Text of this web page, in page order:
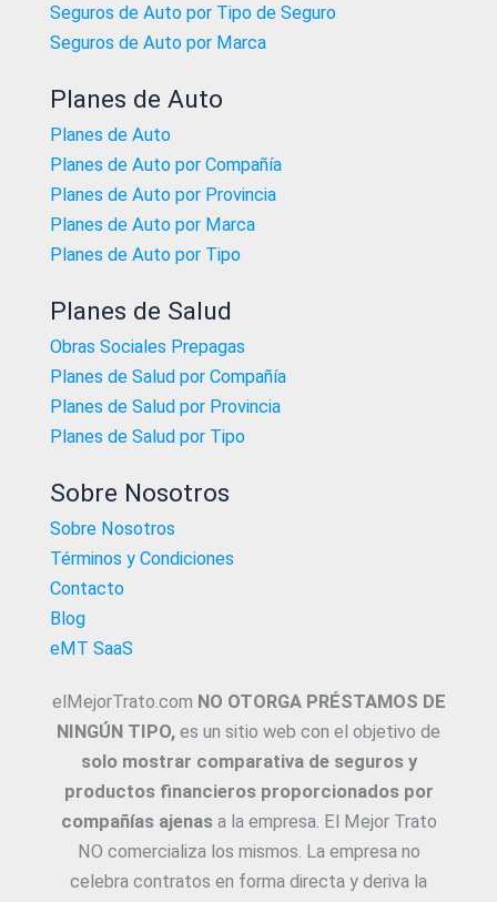
Seguros de Auto por Tipo de Seguro
Seguros de Auto por Marca
Planes de Auto
Planes de Auto
Planes de Auto por Compañía
Planes de Auto por Provincia
Planes de Auto por Marca
Planes de Auto por Tipo
Planes de Salud
Obras Sociales Prepagas
Planes de Salud por Compañía
Planes de Salud por Provincia
Planes de Salud por Tipo
Sobre Nosotros
Sobre Nosotros
Términos y Condiciones
Contacto
Blog
eMT SaaS
elMejorTrato.com NO OTORGA PRÉSTAMOS DE
NINGÚN TIPO, es un sitio web con el objetivo de
solo mostrar comparativa de seguros y
productos financieros proporcionados por
compañías ajenasa la empresa. El Mejor Trato
NO comercializa los mismos. La empresa no
celebra contratos en forma directa y deriva la